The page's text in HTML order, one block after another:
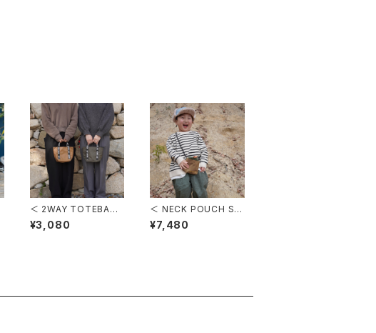
＜ 2WAY TOTEBAG
＞ 2wayトートバッグ
¥3,080
＜ NECK POUCH S s
ize ＞ ネックポーチ S
サイズ
¥7,480